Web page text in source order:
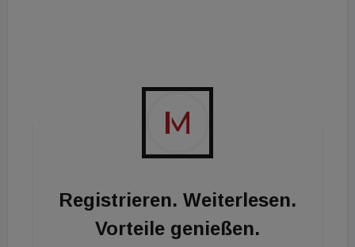
Gesamtmietfläche von rund 134.000 m² gewährt.
Registrieren. Weiterlesen.
Vorteile genießen.